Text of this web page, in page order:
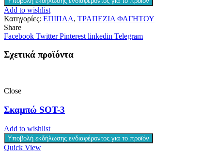
Add to wishlist
Κατηγορίες: ΕΠΙΠΛΑ, ΤΡΑΠΕΖΙΑ ΦΑΓΗΤΟΥ
Share
Facebook Twitter Pinterest linkedin Telegram
Σχετικά προϊόντα
Close
Σκαμπώ SOT-3
Add to wishlist
Υποβολή εκδήλωσης ενδιαφέροντος για το προϊόν
Quick View